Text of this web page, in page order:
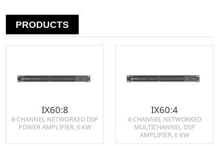
PRODUCTS
IX60:8
8-CHANNEL NETWORKED DSP
POWER AMPLIFIER, 6 KW
IX60:4
4-CHANNEL NETWORKED
MULTICHANNEL DSP
AMPLIFIER, 6 KW